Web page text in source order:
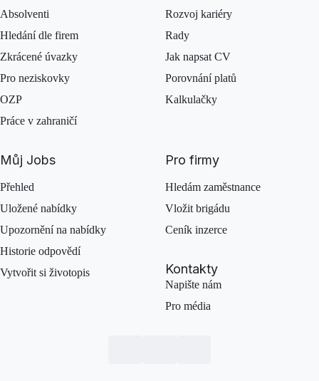
Absolventi
Hledání dle firem
Zkrácené úvazky
Pro neziskovky
OZP
Práce v zahraničí
Rozvoj kariéry
Rady
Jak napsat CV
Porovnání platů
Kalkulačky
Můj Jobs
Přehled
Uložené nabídky
Upozornění na nabídky
Historie odpovědí
Vytvořit si životopis
Pro firmy
Hledám zaměstnance
Vložit brigádu
Ceník inzerce
Kontakty
Napište nám
Pro média